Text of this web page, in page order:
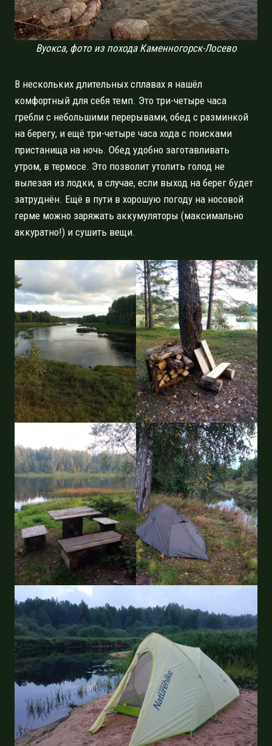
Вуокса, фото из похода Каменногорск-Лосево
В нескольких длительных сплавах я нашёл
комфортный для себя темп. Это три-четыре часа
гребли с небольшими перерывами, обед с разминкой
на берегу, и ещё три-четыре часа хода с поисками
пристанища на ночь. Обед удобно заготавливать
утром, в термосе. Это позволит утолить голод не
вылезая из лодки, в случае, если выход на берег будет
затруднён. Ещё в пути в хорошую погоду на носовой
герме можно заряжать аккумуляторы (максимально
аккуратно!) и сушить вещи.